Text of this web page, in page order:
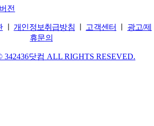
전
ㅣ개인정보취급방침 고객센터
광고/제
휴문의
342436닷컴 ALL RIGHTS RESEVED.